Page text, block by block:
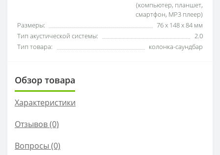
(компьютер, планшет,
смартфон, MP3 плеер)
Размеры:
76 х 148 х 84 мм
Тип акустической системы:
2.0
Тип товара:
колонка-саундбар
Обзор товара
Характеристики
Отзывов (0)
Вопросы (0)